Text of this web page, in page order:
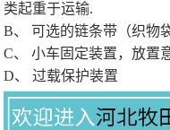
类起重于运输.
B、 可选的链条带（织物
C、 小车固定装置，放置
D、 过载保护装置